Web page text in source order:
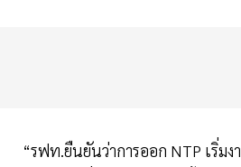
“รฟท.ยืนยันว่าการออก NTP เริ่มง